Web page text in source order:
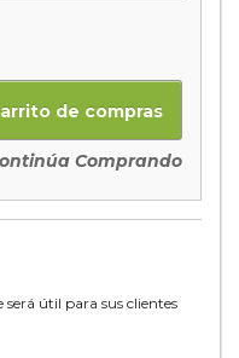
Comprando
útil para sus clientes